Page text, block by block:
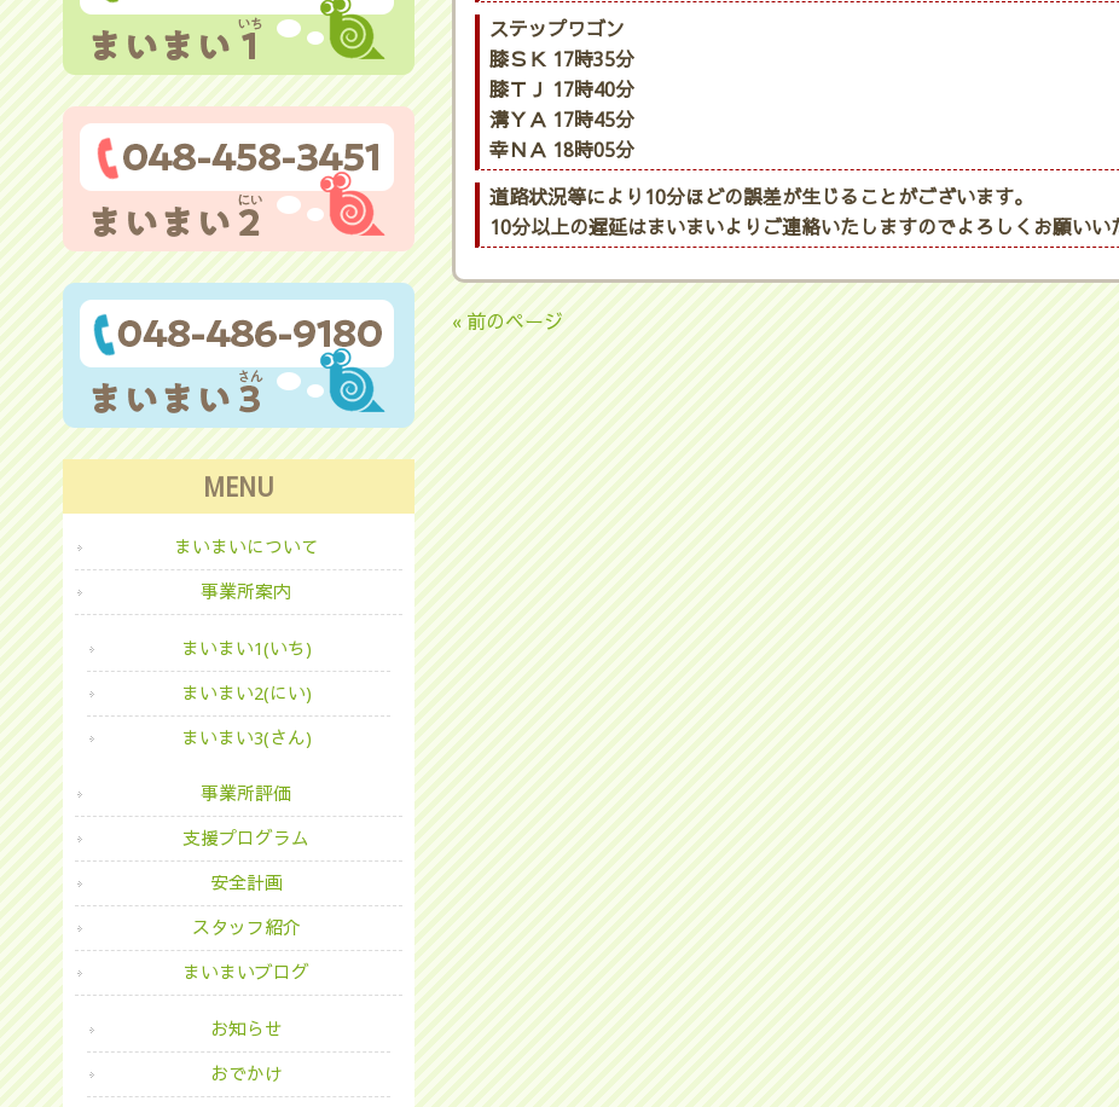
ステップワゴン
膝ＳＫ 17時35分
膝ＴＪ 17時40分
溝ＹＡ 17時45分
幸ＮＡ 18時05分
道路状況等により10分ほどの誤差が生じることがございます。
10分以上の遅延はまいまいよりご連絡いたしますのでよろしくお願いい
« 前のページ
MENU
まいまいについて
事業所案内
まいまい1(いち)
まいまい2(にい)
まいまい3(さん)
事業所評価
支援プログラム
安全計画
スタッフ紹介
まいまいブログ
お知らせ
おでかけ